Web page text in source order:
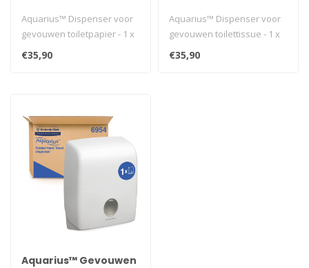
Aquarius™ Dispenser voor
gevouwen toiletpapier - 1 x
zwarte rol dispenser voor..
€35,90
Aquarius™ Dispenser voor
gevouwen toilettissue - 1 x
witte dispenser voor loss..
€35,90
Aquarius™ Gevouwen